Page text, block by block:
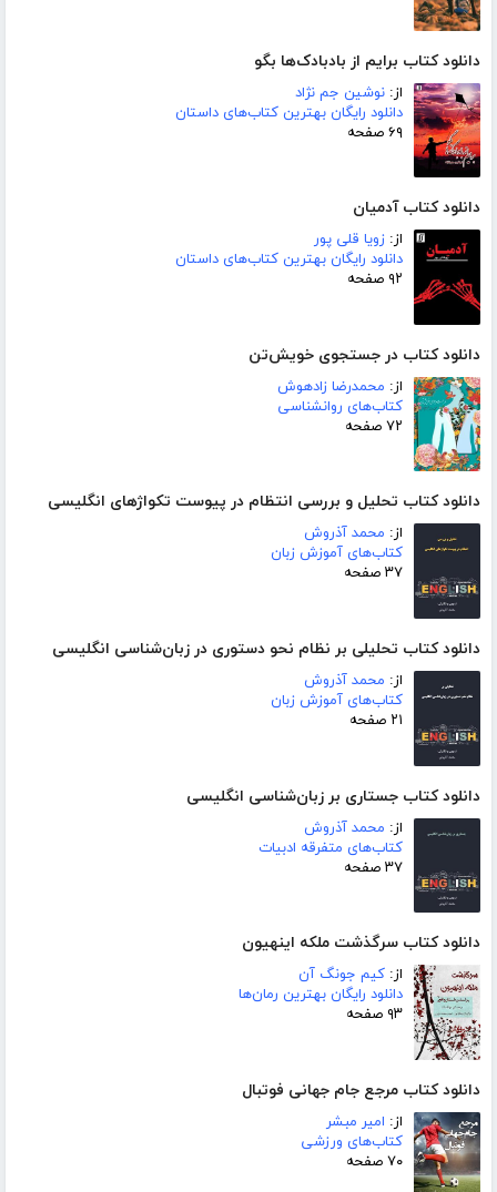
دانلود کتاب برایم از بادبادک‌ها بگو
از: نوشین جم نژاد
دانلود رایگان بهترین کتاب‌های داستان
۶۹ صفحه
دانلود کتاب آدمیان
از: زویا قلی پور
دانلود رایگان بهترین کتاب‌های داستان
۹۲ صفحه
دانلود کتاب در جستجوی خویش‌تن
از: محمدرضا زادهوش
کتاب‌های روانشناسی
۷۲ صفحه
دانلود کتاب تحلیل و بررسی انتظام در پیوست تکواژهای انگلیسی
از: محمد آذروش
کتاب‌های آموزش زبان
۳۷ صفحه
دانلود کتاب تحلیلی بر نظام نحو دستوری در زبان‌شناسی انگلیسی
از: محمد آذروش
کتاب‌های آموزش زبان
۲۱ صفحه
دانلود کتاب جستاری بر زبان‌شناسی انگلیسی
از: محمد آذروش
کتاب‌های متفرقه ادبیات
۳۷ صفحه
دانلود کتاب سرگذشت ملکه اینهیون
از: کیم جونگ آن
دانلود رایگان بهترین رمان‌ها
۹۳ صفحه
دانلود کتاب مرجع جام جهانی فوتبال
از: امیر مبشر
کتاب‌های ورزشی
۷۰ صفحه